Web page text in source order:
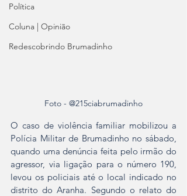
Política
Coluna | Opinião
Redescobrindo Brumadinho
Foto - @215ciabrumadinho
O caso de violência familiar mobilizou a
Polícia Militar de Brumadinho no sábado,
quando uma denúncia feita pelo irmão do
agressor, via ligação para o número 190,
levou os policiais até o local indicado no
distrito do Aranha. Segundo o relato do